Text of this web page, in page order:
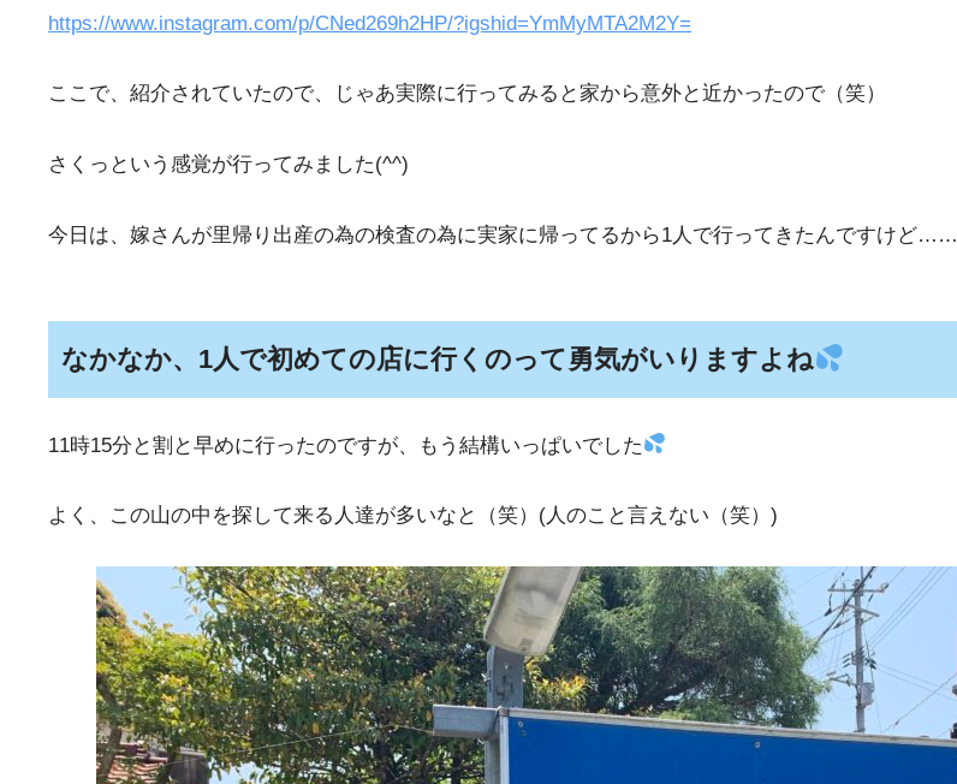
https://www.instagram.com/p/CNed269h2HP/?igshid=YmMyMTA2M2Y=
ここで、紹介されていたので、じゃあ実際に行ってみると家から意外と近かったので（笑）
さくっという感覚が行ってみました(^^)
今日は、嫁さんが里帰り出産の為の検査の為に実家に帰ってるから1人で行ってきたんですけど……
なかなか、1人で初めての店に行くのって勇気がいりますよね
11時15分と割と早めに行ったのですが、もう結構いっぱいでした
よく、この山の中を探して来る人達が多いなと（笑）(人のこと言えない（笑）)